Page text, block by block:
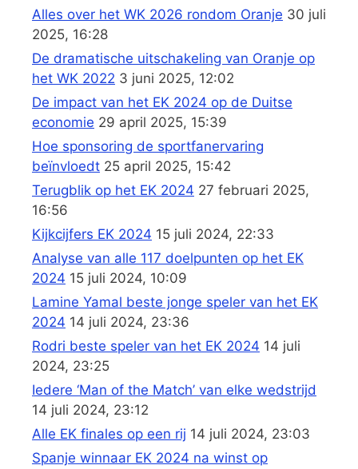
Alles over het WK 2026 rondom Oranje 30 juli
2025, 16:28
De dramatische uitschakeling van Oranje op
het WK 2022 3 juni 2025, 12:02
De impact van het EK 2024 op de Duitse
economie 29 april 2025, 15:39
Hoe sponsoring de sportfanervaring
beïnvloedt 25 april 2025, 15:42
Terugblik op het EK 2024 27 februari 2025,
16:56
Kijkcijfers EK 2024 15 juli 2024, 22:33
Analyse van alle 117 doelpunten op het EK
2024 15 juli 2024, 10:09
Lamine Yamal beste jonge speler van het EK
2024 14 juli 2024, 23:36
Rodri beste speler van het EK 2024 14 juli
2024, 23:25
Iedere ‘Man of the Match’ van elke wedstrijd
14 juli 2024, 23:12
Alle EK finales op een rij 14 juli 2024, 23:03
Spanje winnaar EK 2024 na winst op